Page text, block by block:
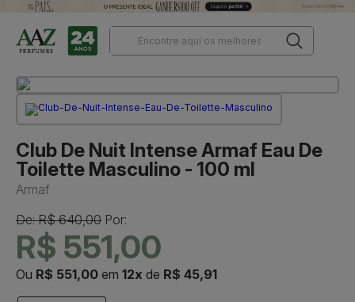
Club De Nuit Intense Armaf Eau De
Toilette Masculino - 100 ml
Armaf
De: R$ 640,00 Por:
R$ 551,00
Ou R$ 551,00 em 12x de R$ 45,91